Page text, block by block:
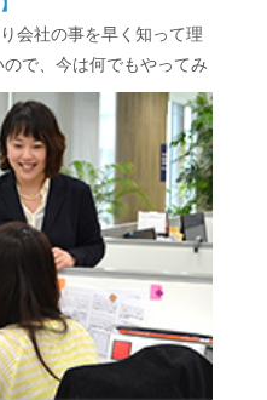
会社の事を早く知って理
で、今は何でもやってみ